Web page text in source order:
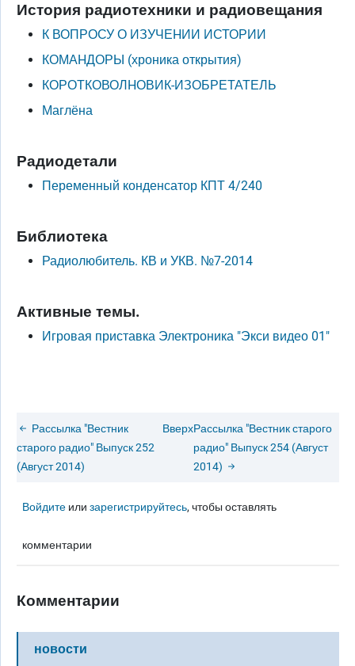
История радиотехники и радиовещания
К ВОПРОСУ О ИЗУЧЕHИИ ИСТОРИИ
КОМАHДОРЫ (хроника открытия)
КОРОТКОВОЛHОВИК-ИЗОБРЕТАТЕЛЬ
Маглёна
Радиодетали
Переменный конденсатор КПТ 4/240
Библиотека
Радиолюбитель. КВ и УКВ. №7-2014
Активные темы.
Игровая приставка Электроника "Экси видео 01"
Рассылка "Вестник
старого радио" Выпуск 252
(Август 2014)
ВверхРассылка "Вестник старого
радио" Выпуск 254 (Август
2014)
Войдите илизарегистрируйтесь, чтобы оставлять
комментарии
Комментарии
новости